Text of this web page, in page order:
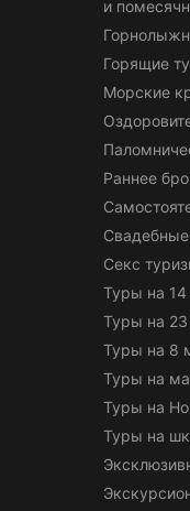
и
Горящие
Морские
Раннее
Секс
Туры на
Туры на
Туры на 8
Туры на
Туры на
Туры на